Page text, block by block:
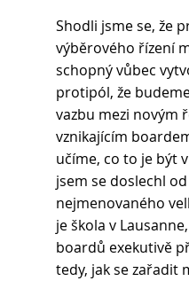
Shodli jsme se, že
výběrového řízení
schopný vůbec
protipól, že
vazbu mezi novým
vznikajícím
učíme, co to je být
jsem se doslechl
nejmenovaného
je škola v
boardů exekutivě
tedy, jak se zařadit